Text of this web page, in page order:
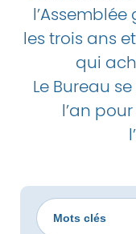
les trois ans
qui
Le Bureau
l’an
Votre
recherche